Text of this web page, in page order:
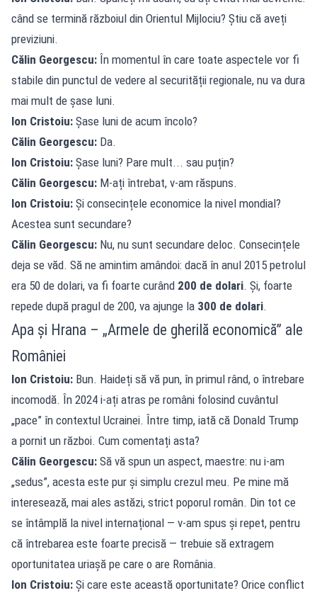
când se termină războiul din Orientul Mijlociu? Știu că aveți
previziuni.
Călin Georgescu: În momentul în care toate aspectele vor fi
stabile din punctul de vedere al securității regionale, nu va dura
mai mult de șase luni.
Ion Cristoiu: Șase luni de acum încolo?
Călin Georgescu: Da.
Ion Cristoiu: Șase luni? Pare mult... sau puțin?
Călin Georgescu: M-ați întrebat, v-am răspuns.
Ion Cristoiu: Și consecințele economice la nivel mondial?
Acestea sunt secundare?
Călin Georgescu: Nu, nu sunt secundare deloc. Consecințele
deja se văd. Să ne amintim amândoi: dacă în anul 2015 petrolul
era 50 de dolari, va fi foarte curând 200 de dolari. Și, foarte
repede după pragul de 200, va ajunge la 300 de dolari.
Apa și Hrana – „Armele de gherilă economică” ale
României
Ion Cristoiu: Bun. Haideți să vă pun, în primul rând, o întrebare
incomodă. În 2024 i-ați atras pe români folosind cuvântul
„pace” în contextul Ucrainei. Între timp, iată că Donald Trump
a pornit un război. Cum comentați asta?
Călin Georgescu: Să vă spun un aspect, maestre: nu i-am
„sedus”, acesta este pur și simplu crezul meu. Pe mine mă
interesează, mai ales astăzi, strict poporul român. Din tot ce
se întâmplă la nivel internațional — v-am spus și repet, pentru
că întrebarea este foarte precisă — trebuie să extragem
oportunitatea uriașă pe care o are România.
Ion Cristoiu: Și care este această oportunitate? Orice conflict